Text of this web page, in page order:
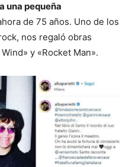
una pequeña
de 75 años. Uno de los
nos regaló obras
y «Rocket Man».